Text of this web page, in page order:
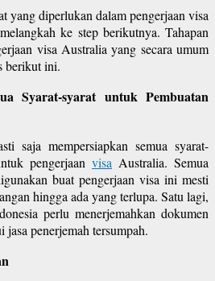
yang diperlukan dalam pengerjaan visa
ke step berikutnya. Tahapan
visa Australia yang secara umum
berikut ini.
Syarat-syarat untuk Pembuatan
saja mempersiapkan semua syarat-
pengerjaan visa Australia. Semua
buat pengerjaan visa ini mesti
hingga ada yang terlupa. Satu lagi,
perlu menerjemahkan dokumen
penerjemah tersumpah.